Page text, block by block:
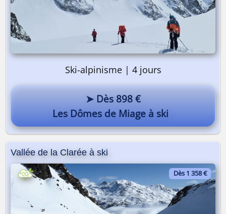
Ski-alpinisme | 4 jours
➤ Dès 898 €
Les Dômes de Miage à ski
Vallée de la Clarée à ski
Dès 1 358 €